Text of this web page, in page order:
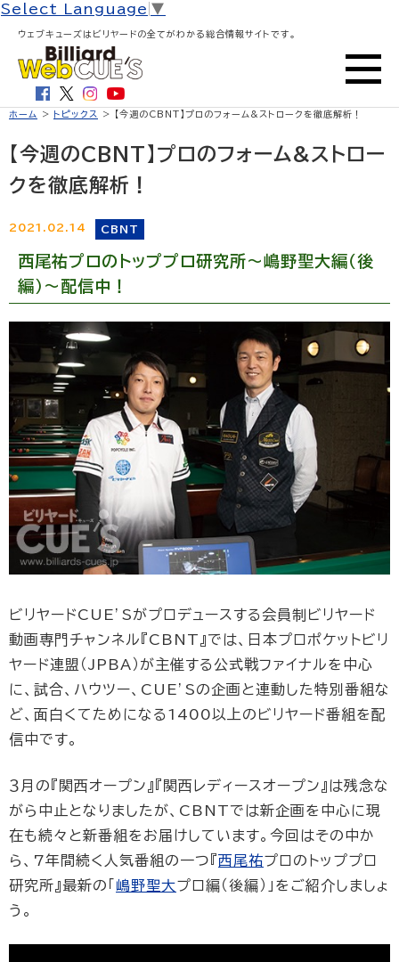
Select Language ▼
ウェブキューズはビリヤードの全てがわかる総合情報サイトです。
ホーム > トピックス > 【今週のCBNT】プロのフォーム&ストロークを徹底解析！
【今週のCBNT】プロのフォーム&ストロー
クを徹底解析！
2021.02.14 CBNT
西尾祐プロのトッププロ研究所～嶋野聖大編（後
編）～配信中！
ビリヤードCUE’Sがプロデュースする会員制ビリヤード
動画専門チャンネル『CBNT』では、日本プロポケットビリ
ヤード連盟（JPBA）が主催する公式戦ファイナルを中心
に、試合、ハウツー、CUE’Sの企画と連動した特別番組な
ど、面白くてためになる1400以上のビリヤード番組を配
信中です。
３月の『関西オープン』『関西レディースオープン』は残念な
がら中止となりましたが、CBNTでは新企画を中心に現
在も続々と新番組をお届けしています。今回はその中か
ら、7年間続く人気番組の一つ『西尾祐プロのトッププロ
研究所』最新の「 嶋野聖大プロ編（後編）」をご紹介しましょ
う。